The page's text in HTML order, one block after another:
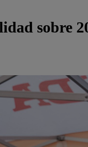
sobre